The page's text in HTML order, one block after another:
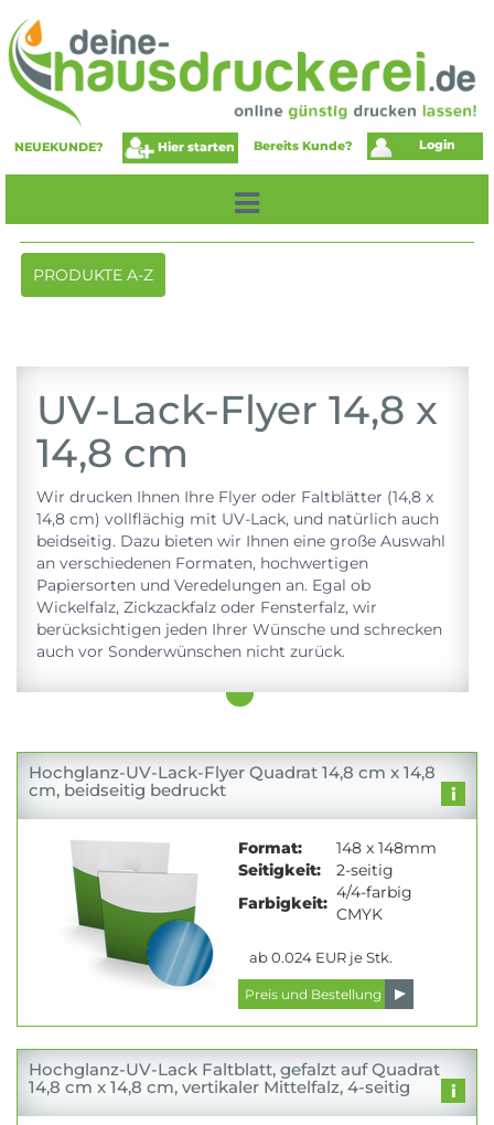
NEUEKUNDE? Hier starten Bereits Kunde? Login
Toggle
navigation
PRODUKTE A-Z
UV-Lack-Flyer 14,8 x
14,8 cm
Wir drucken Ihnen Ihre Flyer oder Faltblätter (14,8 x
14,8 cm) vollflächig mit UV-Lack, und natürlich auch
beidseitig. Dazu bieten wir Ihnen eine große Auswahl
an verschiedenen Formaten, hochwertigen
Papiersorten und Veredelungen an. Egal ob
Wickelfalz, Zickzackfalz oder Fensterfalz, wir
berücksichtigen jeden Ihrer Wünsche und schrecken
auch vor Sonderwünschen nicht zurück.
Hochglanz-UV-Lack-Flyer Quadrat 14,8 cm x 14,8
cm, beidseitig bedruckt
Format:
148 x 148mm
Seitigkeit:
2-seitig
Farbigkeit:
4/4-farbig
CMYK
ab 0.024 EUR je Stk.
Hochglanz-UV-Lack Faltblatt, gefalzt auf Quadrat
14,8 cm x 14,8 cm, vertikaler Mittelfalz, 4-seitig